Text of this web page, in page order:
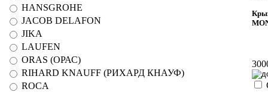
HANSGROHE
JACOB DELAFON
JIKA
LAUFEN
ORAS (ОРАС)
RIHARD KNAUFF (РИХАРД КНАУФ)
ROCA